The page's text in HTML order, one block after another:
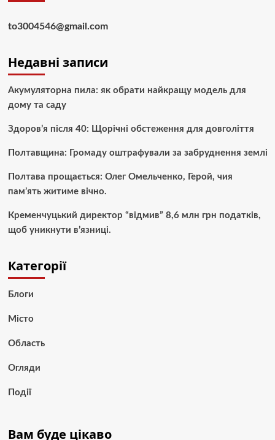
to3004546@gmail.com
Недавні записи
Акумуляторна пила: як обрати найкращу модель для
дому та саду
Здоров’я після 40: Щорічні обстеження для довголіття
Полтавщина: Громаду оштрафували за забруднення землі
Полтава прощається: Олег Омельченко, Герой, чия
пам’ять житиме вічно.
Кременчуцький директор “відмив” 8,6 млн грн податків,
щоб уникнути в’язниці.
Категорії
Блоги
Місто
Область
Огляди
Події
Вам буде цікаво